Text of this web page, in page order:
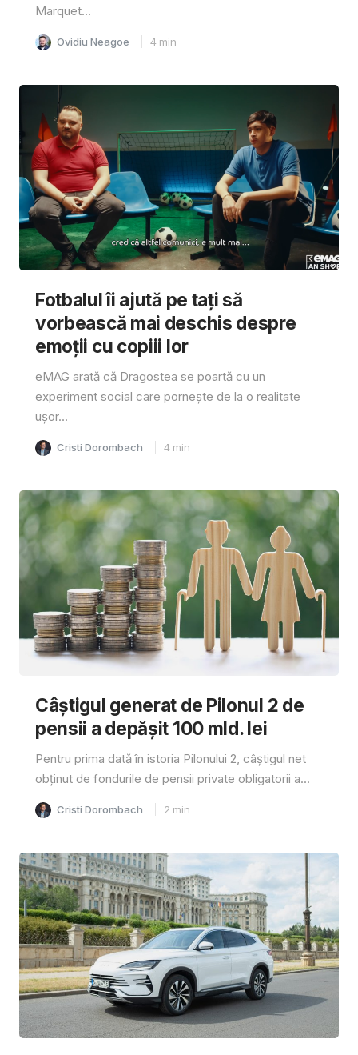
Marquet...
Ovidiu Neagoe 4 min
Fotbalul îi ajută pe tați să
vorbească mai deschis despre
emoții cu copiii lor
eMAG arată că Dragostea se poartă cu un
experiment social care pornește de la o realitate
ușor...
Cristi Dorombach 4 min
Câştigul generat de Pilonul 2 de
pensii a depăşit 100 mld. lei
Pentru prima dată în istoria Pilonului 2, câştigul net
obţinut de fondurile de pensii private obligatorii a...
Cristi Dorombach 2 min